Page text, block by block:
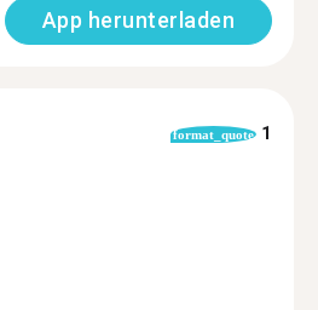
App herunterladen
format_quote 1